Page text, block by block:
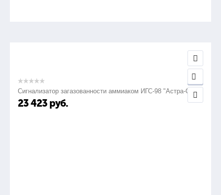
Сигнализатор загазованности аммиаком ИГС-98 "Астра-СВ"
23 423 руб.